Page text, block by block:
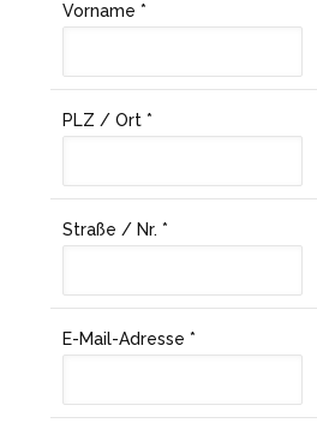
Vorname *
PLZ / Ort *
Straße / Nr. *
E-Mail-Adresse *